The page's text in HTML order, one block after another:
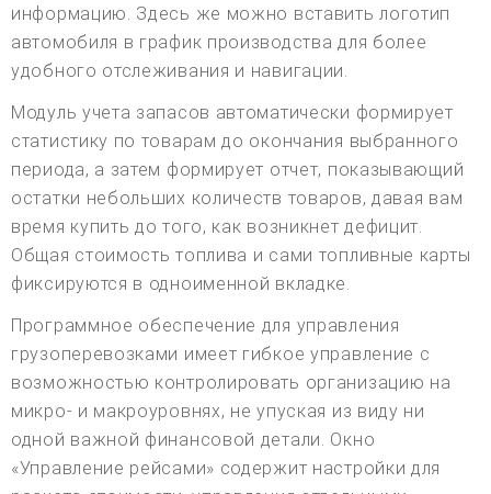
информацию. Здесь же можно вставить логотип
автомобиля в график производства для более
удобного отслеживания и навигации.
Модуль учета запасов автоматически формирует
статистику по товарам до окончания выбранного
периода, а затем формирует отчет, показывающий
остатки небольших количеств товаров, давая вам
время купить до того, как возникнет дефицит.
Общая стоимость топлива и сами топливные карты
фиксируются в одноименной вкладке.
Программное обеспечение для управления
грузоперевозками имеет гибкое управление с
возможностью контролировать организацию на
микро- и макроуровнях, не упуская из виду ни
одной важной финансовой детали. Окно
«Управление рейсами» содержит настройки для